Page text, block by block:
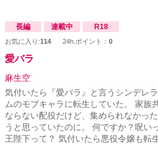
長編 連載中 R18
お気に入り:114 24h.ポイント： 0
愛バラ
麻生空
気付いたら『愛バラ』と言うシンデレ
ムのモブキャラに転生していた。 家族
ならない配役だけど、集められなかっ
うと思っていたのに。 何ですか？呪い
王陛下って？ 気付いたら悪役令嬢も転